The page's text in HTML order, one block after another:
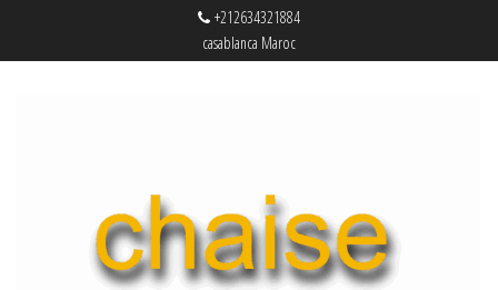
+212634321884
casablanca Maroc